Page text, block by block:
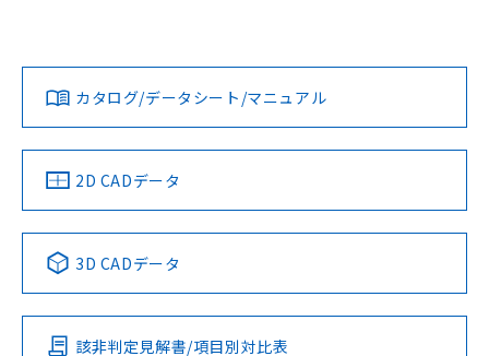
ダウンロードデータをご利用いただく前に、以下を必ずお読
みください。
ソフトウェアの使用条件
対応済み
中国 RoHS 注意事項・凡例
Pb Hg Cd Cr(VI)
O
LR型式承認
（イギリス
船舶規格）
DNV型式承認
（ノルウェー
BV型式承認
（フランス
KR型式
（韓国
Yes No No No
この製品の規格認証/適合状況ページへ
その他の認証はこちらのページからご検索ください
カタログ/データシート/マニュアル
2D CADデータ
3D CADデータ
該非判定見解書/項目別対比表